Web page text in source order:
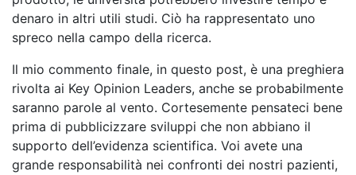
denaro in altri utili studi. Ciò ha rappresentato uno
spreco nella campo della ricerca.
Il mio commento finale, in questo post, è una preghiera
rivolta ai Key Opinion Leaders, anche se probabilmente
saranno parole al vento. Cortesemente pensateci bene
prima di pubblicizzare sviluppi che non abbiano il
supporto dell’evidenza scientifica. Voi avete una
grande responsabilità nei confronti dei nostri pazienti,